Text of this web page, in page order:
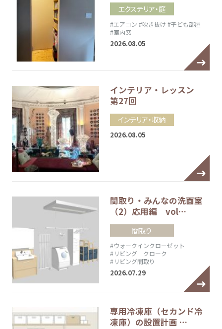
エクステリア・庭
#エアコン #吹き抜け #子ども部屋
#室内窓
2026.08.05
インテリア・レッスン
第27回
インテリア・収納
2026.08.05
間取り・みんなの洗面室
（2）応用編 vol…
間取り
#ウォークインクローゼット
#リビング クローク
#リビング間取り
2026.07.29
専用冷凍庫（セカンド冷
凍庫）の設置計画 …